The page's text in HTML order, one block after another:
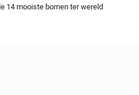
14 mooiste bomen ter wereld